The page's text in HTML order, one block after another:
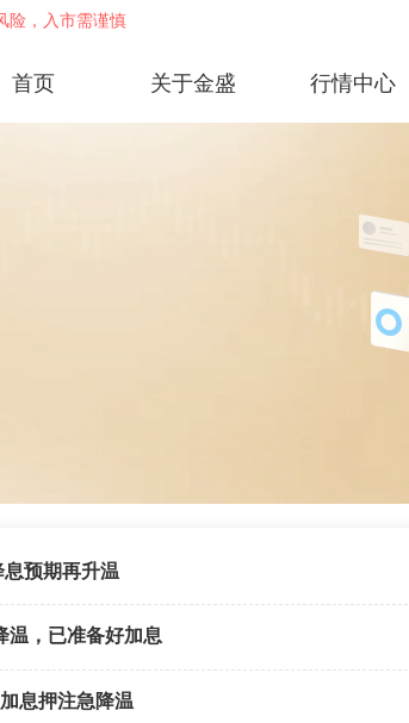
险，入市需谨慎
首页 关于金盛 行情中心
预期再升温
温，已准备好加息
息押注急降温